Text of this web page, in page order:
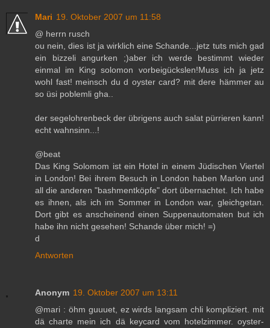
Mari 19. Oktober 2007 um 11:58
@ herrn rusch
ou nein, dies ist ja wirklich eine Schande...jetz tuts mich gad
ein bizzeli angurken ;)aber ich werde bestimmt wieder
einmal im King solomon vorbeigückslen!Muss ich ja jetz
wohl fast! meinsch du d oyster card? mit dere hämmer au
so üsi poblemli gha..
der segelohrenbeck der übrigens auch salat pürrieren kann!
echt wahnsinn...!
@beat
Das King Solomom ist ein Hotel in einem Jüdischen Viertel
in London! Bei ihrem Besuch in London haben Marlon und
all die anderen "bashmentköpfe" dort übernachtet. Ich habe
es ihnen, als ich im Sommer in London war, gleichgetan.
Dort gibt es anscheinend einen Suppenautomaten but ich
habe ihn nicht gesehen! Schande über mich! =)
d
Antworten
Anonym 19. Oktober 2007 um 13:11
@mari : öhm guuuet, ez wirds langsam chli kompliziert. mit
dä charte mein ich dä keycard vom hotelzimmer. oyster-